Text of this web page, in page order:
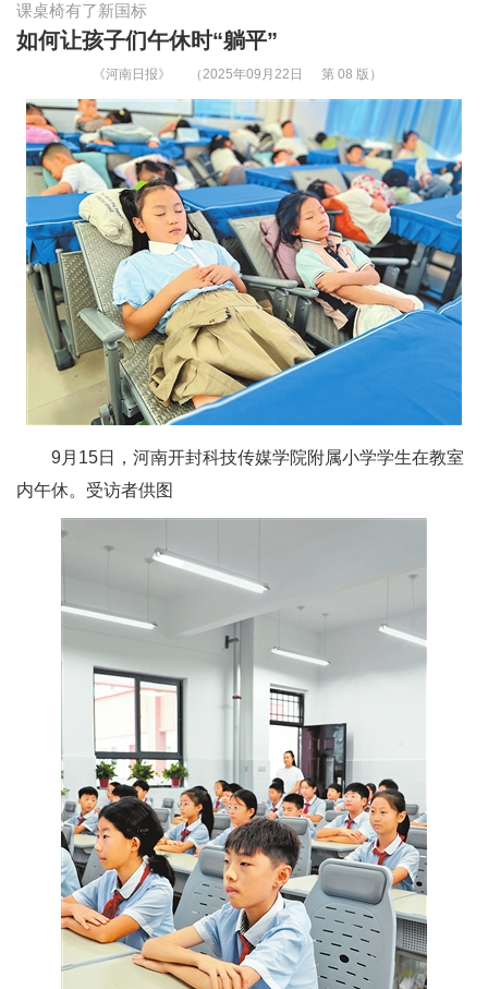
课桌椅有了新国标
如何让孩子们午休时“躺平”
《河南日报》 （2025年09月22日 第 08 版）
9月15日，河南开封科技传媒学院附属小学学生在教室
内午休。受访者供图